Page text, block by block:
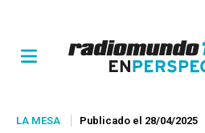
LA MESA Publicado el 28/04/2025